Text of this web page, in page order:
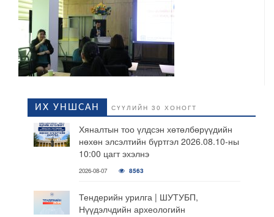
ИХ УНШСАН СҮҮЛИЙН 30 ХОНОГТ
Хяналтын тоо үлдсэн хөтөлбөрүүдийн
нөхөн элсэлтийн бүртгэл 2026.08.10-ны
10:00 цагт эхэлнэ
2026-08-07 8563
Тендерийн урилга | ШУТУБП,
Нүүдэлчдийн археологийн